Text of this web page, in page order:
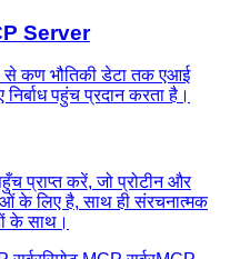
Server
से कण भौतिकी डेटा तक एआई
पहुंच प्रदान करता है।
प्राप्त करें, जो प्रोटीन और
के लिए है, साथ ही संरचनात्मक
के साथ।